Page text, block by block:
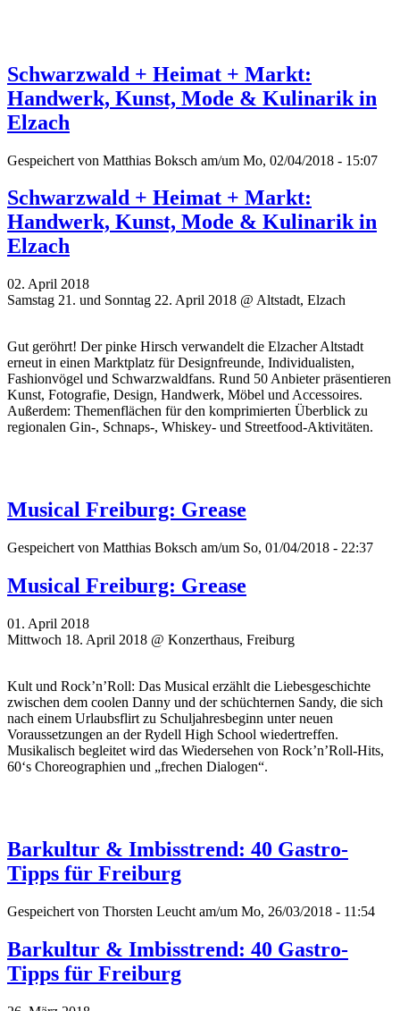
Schwarzwald + Heimat + Markt:
Handwerk, Kunst, Mode & Kulinarik in
Elzach
Gespeichert von Matthias Boksch am/um Mo, 02/04/2018 - 15:07
Schwarzwald + Heimat + Markt:
Handwerk, Kunst, Mode & Kulinarik in
Elzach
02. April 2018
Samstag 21. und Sonntag 22. April 2018 @ Altstadt, Elzach
Gut geröhrt! Der pinke Hirsch verwandelt die Elzacher Altstadt
erneut in einen Marktplatz für Designfreunde, Individualisten,
Fashionvögel und Schwarzwaldfans. Rund 50 Anbieter präsentieren
Kunst, Fotografie, Design, Handwerk, Möbel und Accessoires.
Außerdem: Themenflächen für den komprimierten Überblick zu
regionalen Gin-, Schnaps-, Whiskey- und Streetfood-Aktivitäten.
Musical Freiburg: Grease
Gespeichert von Matthias Boksch am/um So, 01/04/2018 - 22:37
Musical Freiburg: Grease
01. April 2018
Mittwoch 18. April 2018 @ Konzerthaus, Freiburg
Kult und Rock’n’Roll: Das Musical erzählt die Liebesgeschichte
zwischen dem coolen Danny und der schüchternen Sandy, die sich
nach einem Urlaubsflirt zu Schuljahresbeginn unter neuen
Voraussetzungen an der Rydell High School wiedertreffen.
Musikalisch begleitet wird das Wiedersehen von Rock’n’Roll-Hits,
60‘s Choreographien und „frechen Dialogen“.
Barkultur & Imbisstrend: 40 Gastro-
Tipps für Freiburg
Gespeichert von Thorsten Leucht am/um Mo, 26/03/2018 - 11:54
Barkultur & Imbisstrend: 40 Gastro-
Tipps für Freiburg